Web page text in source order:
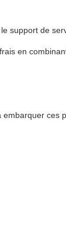
support de
en
embarquer ces